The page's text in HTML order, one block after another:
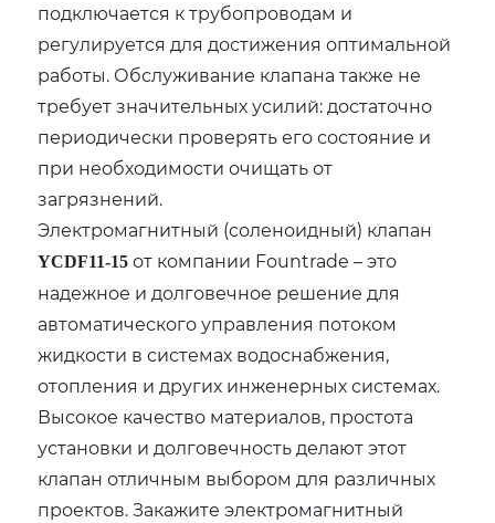
подключается к трубопроводам и
регулируется для достижения оптимальной
работы. Обслуживание клапана также не
требует значительных усилий: достаточно
периодически проверять его состояние и
при необходимости очищать от
загрязнений.
Электромагнитный (соленоидный) клапан
YCDF11-15 от компании Fountrade – это
надежное и долговечное решение для
автоматического управления потоком
жидкости в системах водоснабжения,
отопления и других инженерных системах.
Высокое качество материалов, простота
установки и долговечность делают этот
клапан отличным выбором для различных
проектов. Закажите электромагнитный